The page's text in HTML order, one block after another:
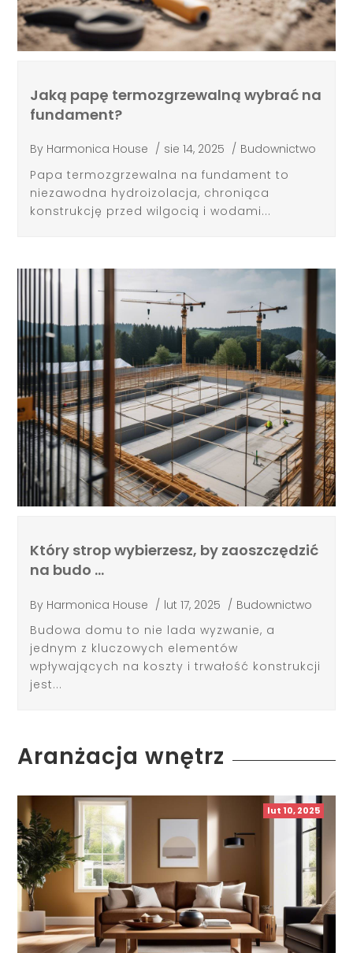
Jaką papę termozgrzewalną wybrać na
fundament?
By Harmonica House / sie 14, 2025 / Budownictwo
Papa termozgrzewalna na fundament to
niezawodna hydroizolacja, chroniąca
konstrukcję przed wilgocią i wodami...
Który strop wybierzesz, by zaoszczędzić
na budo …
By Harmonica House / lut 17, 2025 / Budownictwo
Budowa domu to nie lada wyzwanie, a
jednym z kluczowych elementów
wpływających na koszty i trwałość konstrukcji
jest...
Aranżacja wnętrz
lut 10, 2025